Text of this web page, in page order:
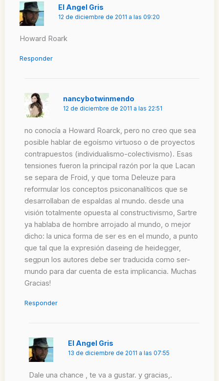
El Angel Gris
12 de diciembre de 2011 a las 09:20
Howard Roark
Responder
nancybotwinmendo
12 de diciembre de 2011 a las 22:51
no conocía a Howard Roarck, pero no creo que sea
posible hablar de egoísmo virtuoso o de proyectos
contrapuestos (individualismo-colectivismo). Esas
tensiones fueron la principal razón por la que Lacan
se separa de Froid, y que toma Deleuze para
reformular los conceptos psiconanalíticos que se
desarrollaban de espaldas al mundo. desde una
visión totalmente opuesta al constructivismo, Sartre
ya hablaba de hombre arrojado al mundo, o mejor
dicho: la unica forma de ser es en el mundo, a punto
que tal que la expresión daseing de heidegger,
segpun los autores debe ser traducida como ser-
mundo para dar cuenta de esta implicancia. Muchas
Gracias!
Responder
El Angel Gris
13 de diciembre de 2011 a las 07:55
Dale una chance , te va a gustar. y gracias,.